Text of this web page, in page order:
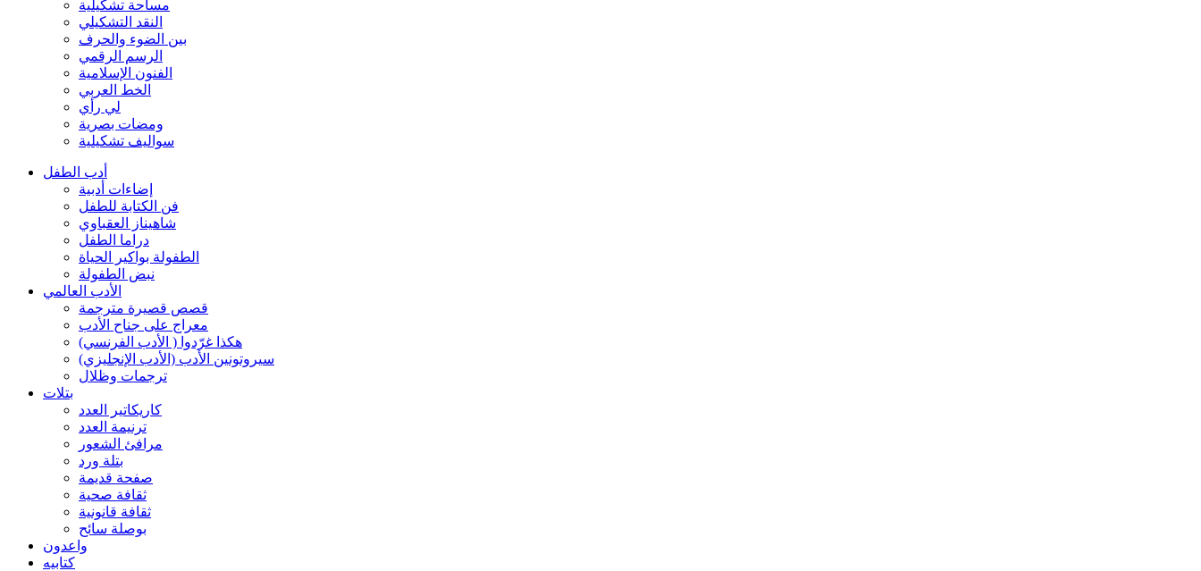
مساحة تشكيلية
النقد التشكيلي
بين الضوء والحرف
الرسم الرقمي
الفنون الإسلامية
الخط العربي
لي رأي
ومضات بصرية
سواليف تشكيلية
أدب الطفل
إضاءات أدبية
فن الكتابة للطفل
شاهيناز العقباوي
دراما الطفل
الطفولة بواكير الحياة
نبض الطفولة
الأدب العالمي
قصص قصيرة مترجمة
معراج على جناح الأدب
هكذا غرّدوا ( الأدب الفرنسي)
سيروتونين الأدب (الأدب الإنجليزي)
ترجمات وظلال
بتلات
كاريكاتير العدد
ترنيمة العدد
مرافئ الشعور
بتلة ورد
صفحة قديمة
ثقافة صحية
ثقافة قانونية
بوصلة سائح
واعدون
كتابيه